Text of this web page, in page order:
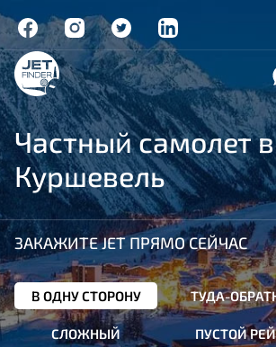
Частный самолет в
Куршевель
ЗАКАЖИТЕ JET ПРЯМО СЕЙЧАС
В ОДНУ СТОРОНУ ТУДА-
СЛОЖНЫЙ ПУСТОЙ